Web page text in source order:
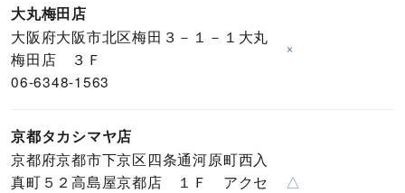
大丸梅田店
大阪府大阪市北区梅田３－１－１大丸
梅田店 ３Ｆ
06-6348-1563
×
京都タカシマヤ店
京都府京都市下京区四条通河原町西入
真町５２高島屋京都店 １Ｆ アクセ
△